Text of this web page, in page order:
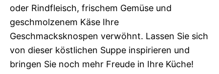
oder Rindfleisch, frischem Gemüse und
geschmolzenem Käse Ihre
Geschmacksknospen verwöhnt. Lassen Sie sich
von dieser köstlichen Suppe inspirieren und
bringen Sie noch mehr Freude in Ihre Küche!